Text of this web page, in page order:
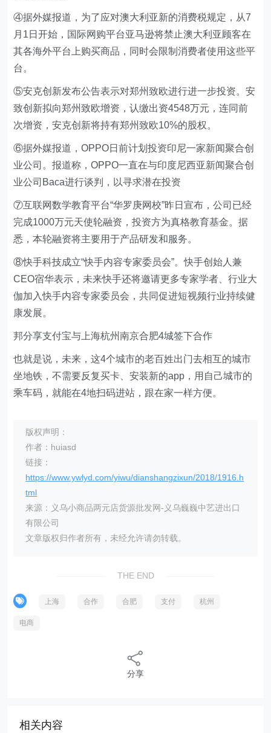
④据外媒报道，为了应对澳大利亚新的消费税规定，从7
月1日开始，国际网购平台亚马逊将禁止澳大利亚顾客在
其各海外平台上购买商品，同时会限制消费者使用这些平
台。
⑤安克创新发布公告表示对郑州致欧进行进一步投资。安
致创新拟向郑州致欧增资，认缴出资4548万元，连同前
次增资，安克创新将持有郑州致欧10%的股权。
⑥据外媒报道，OPPO日前计划投资印尼一家新闻聚合创
业公司。报道称，OPPO一直在与印度尼西亚新闻聚合创
业公司Baca进行谈判，以寻求潜在投资
⑦互联网数学教育平台“华罗庚网校”昨日宣布，公司已经
完成1000万元天使轮融资，投资方为真格教育基金。据
悉，本轮融资将主要用于产品研发和服务。
⑧快手科技成立“快手内容专家委员会”。快手创始人兼
CEO宿华表示，未来快手还将邀请更多专家学者、行业大
伽加入快手内容专家委员会，共同促进短视频行业持续健
康发展。
邦分享支付宝与上海杭州南京合肥4城签下合作
也就是说，未来，这4个城市的老百姓出门去相互的城市
坐地铁，不需要反复买卡、安装新的app，用自己城市的
乘车码，就能在4地扫码进站，跟在家一样方便。
版权声明：
作者：huiasd
链接：
https://www.ywlyd.com/yiwu/dianshangzixun/2018/1916.h
tml
来源：义乌小商品两元店货源批发网-义乌巍巍中艺进出口
有限公司
文章版权归作者所有，未经允许请勿转载。
THE END
上海 合作 合肥 支付 杭州
电商
分享
相关内容